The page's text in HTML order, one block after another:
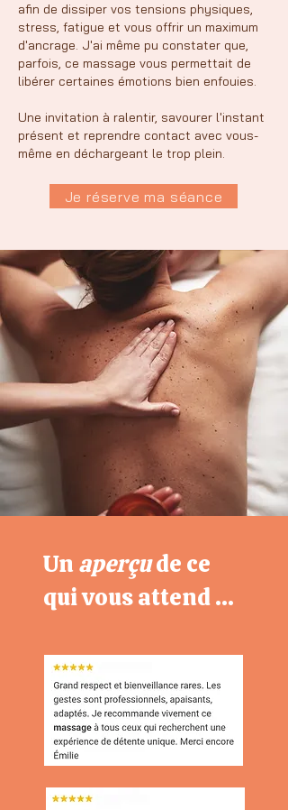
afin de dissiper vos tensions physiques,
stress, fatigue et vous offrir un maximum
d'ancrage. J'ai même pu constater que,
parfois, ce massage vous permettait de
libérer certaines émotions bien enfouies.
Une invitation à ralentir, savourer l'instant
présent et reprendre contact avec vous-
même en déchargeant le trop plein​.
Je réserve ma séance
Unaperçude ce
qui vous attend ...